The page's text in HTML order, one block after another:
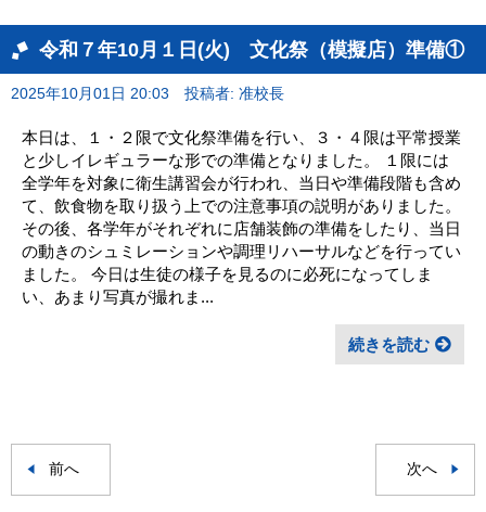
令和７年10月１日(火) 文化祭（模擬店）準備①
2025年10月01日 20:03 投稿者: 准校長
本日は、１・２限で文化祭準備を行い、３・４限は平常授業
と少しイレギュラーな形での準備となりました。 １限には
全学年を対象に衛生講習会が行われ、当日や準備段階も含め
て、飲食物を取り扱う上での注意事項の説明がありました。
その後、各学年がそれぞれに店舗装飾の準備をしたり、当日
の動きのシュミレーションや調理リハーサルなどを行ってい
ました。 今日は生徒の様子を見るのに必死になってしま
い、あまり写真が撮れま...
続きを読む
前へ 次へ